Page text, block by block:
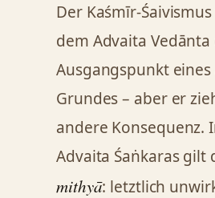
Der Kaśmīr-
dem Advaita Vedānta
Ausgangspunkt
Grundes – aber er
andere Konsequenz.
Advaita Śaṅkaras gilt
mithyā: letztlich